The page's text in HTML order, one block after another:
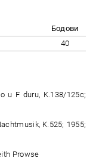
Бодови
40
u F duru, K.138/125c;
K.525; 1955;
Prowse